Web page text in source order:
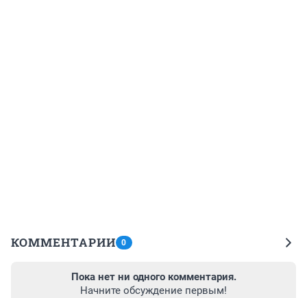
КОММЕНТАРИИ 0
Пока нет ни одного комментария.
Начните обсуждение первым!